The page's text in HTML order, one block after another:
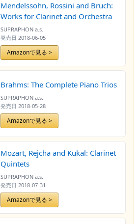
Mendelssohn, Rossini and Bruch:
Works for Clarinet and Orchestra
SUPRAPHON a.s.
発売日 2018-06-05
Amazonで見る >
Brahms: The Complete Piano Trios
SUPRAPHON a.s.
発売日 2018-05-28
Amazonで見る >
Mozart, Rejcha and Kukal: Clarinet
Quintets
SUPRAPHON a.s.
発売日 2018-07-31
Amazonで見る >